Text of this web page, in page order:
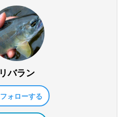
リバラン
フォローする